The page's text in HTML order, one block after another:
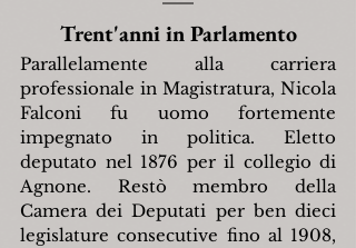
Trent'anni in Parlamento
Parallelamente alla carriera
professionale in Magistratura, Nicola
Falconi fu uomo fortemente
impegnato in politica. Eletto
deputato nel 1876 per il collegio di
Agnone. Restò membro della
Camera dei Deputati per ben dieci
legislature consecutive fino al 1908,